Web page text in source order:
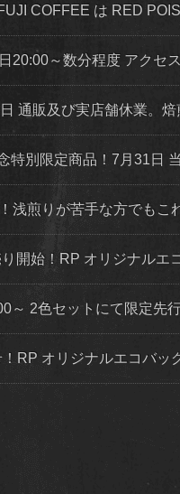
COFFEE は RED
20:00～数分程度 アクセ
通販及び実店舗休業。
特別限定商品！7月31日
浅煎りが苦手な方でも
開始！RP オリジナルエ
～ 2色セットにて限定先
RP オリジナルエコバッ